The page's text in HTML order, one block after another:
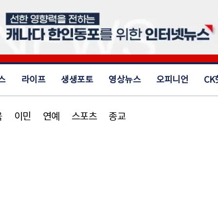
라이프 생생포토 영상뉴스 오피니언 CK
이민 연예 스포츠 종교